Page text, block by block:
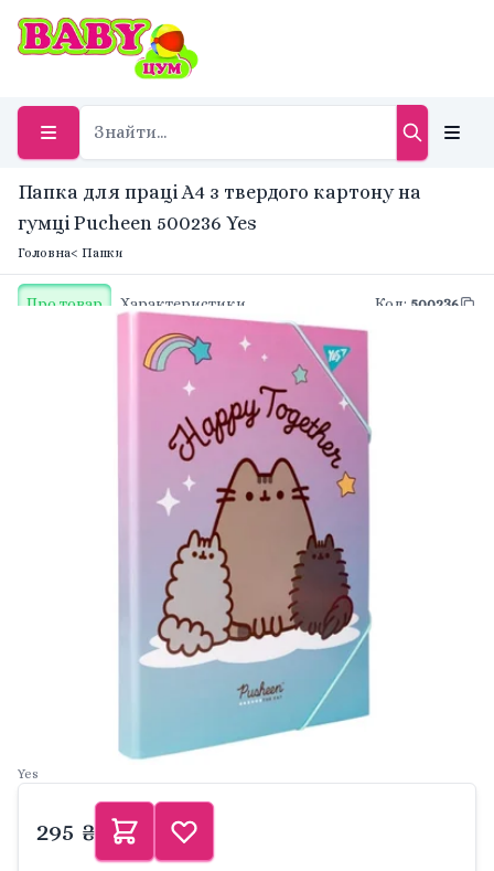
Папка для праці A4 з твердого картону на
гумці Pucheen 500236 Yes
Головна< Папки
Про товар Характеристики Код: 500236
Yes
295 ₴